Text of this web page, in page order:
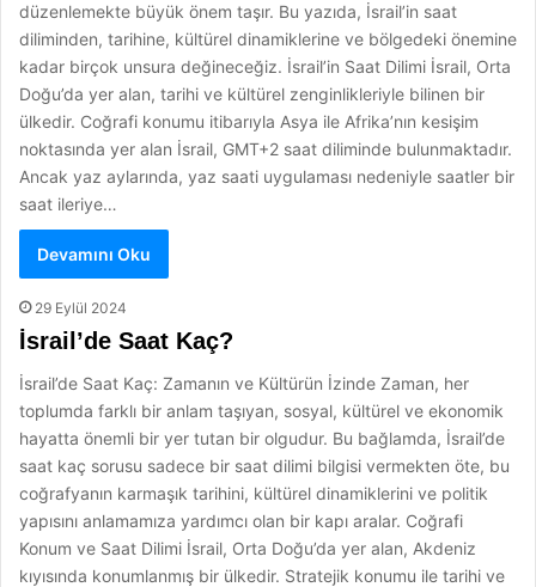
düzenlemekte büyük önem taşır. Bu yazıda, İsrail’in saat
diliminden, tarihine, kültürel dinamiklerine ve bölgedeki önemine
kadar birçok unsura değineceğiz. İsrail’in Saat Dilimi İsrail, Orta
Doğu’da yer alan, tarihi ve kültürel zenginlikleriyle bilinen bir
ülkedir. Coğrafi konumu itibarıyla Asya ile Afrika’nın kesişim
noktasında yer alan İsrail, GMT+2 saat diliminde bulunmaktadır.
Ancak yaz aylarında, yaz saati uygulaması nedeniyle saatler bir
saat ileriye…
Devamını Oku
29 Eylül 2024
İsrail’de Saat Kaç?
İsrail’de Saat Kaç: Zamanın ve Kültürün İzinde Zaman, her
toplumda farklı bir anlam taşıyan, sosyal, kültürel ve ekonomik
hayatta önemli bir yer tutan bir olgudur. Bu bağlamda, İsrail’de
saat kaç sorusu sadece bir saat dilimi bilgisi vermekten öte, bu
coğrafyanın karmaşık tarihini, kültürel dinamiklerini ve politik
yapısını anlamamıza yardımcı olan bir kapı aralar. Coğrafi
Konum ve Saat Dilimi İsrail, Orta Doğu’da yer alan, Akdeniz
kıyısında konumlanmış bir ülkedir. Stratejik konumu ile tarihi ve